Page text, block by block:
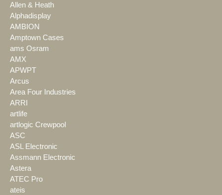
Allen & Heath
Alphadisplay
AMBION
Amptown Cases
ams Osram
AMX
APWPT
Arcus
Area Four Industries
ARRI
artlife
artlogic Crewpool
ASC
ASL Electronic
Assmann Electronic
Astera
ATEC Pro
ateis